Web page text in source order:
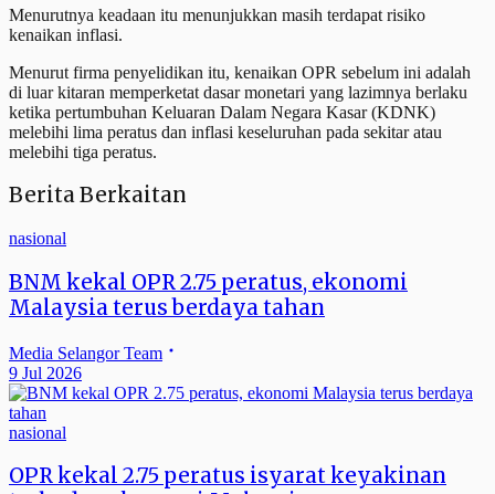
Menurutnya keadaan itu menunjukkan masih terdapat risiko
kenaikan inflasi.
Menurut firma penyelidikan itu, kenaikan OPR sebelum ini adalah
di luar kitaran memperketat dasar monetari yang lazimnya berlaku
ketika pertumbuhan Keluaran Dalam Negara Kasar (KDNK)
melebihi lima peratus dan inflasi keseluruhan pada sekitar atau
melebihi tiga peratus.
Berita Berkaitan
nasional
BNM kekal OPR 2.75 peratus, ekonomi
Malaysia terus berdaya tahan
Media Selangor Team
9 Jul 2026
nasional
OPR kekal 2.75 peratus isyarat keyakinan